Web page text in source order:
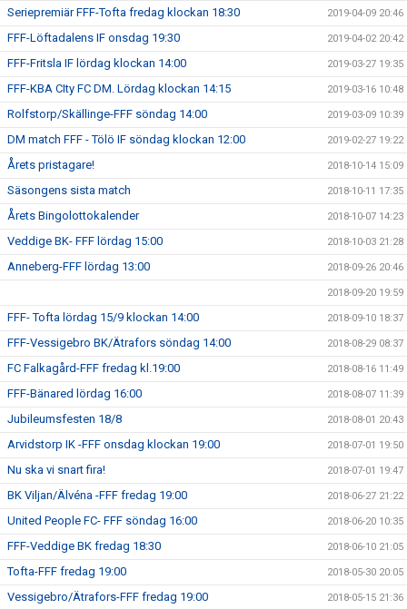
Seriepremiär FFF-Tofta fredag klockan 18:30 2019-04-09 20:46
FFF-Löftadalens IF onsdag 19:30 2019-04-02 20:42
FFF-Fritsla IF lördag klockan 14:00 2019-03-27 19:35
FFF-KBA CIty FC DM. Lördag klockan 14:15 2019-03-16 10:48
Rolfstorp/Skällinge-FFF söndag 14:00 2019-03-09 10:39
DM match FFF - Tölö IF söndag klockan 12:00 2019-02-27 19:22
Årets pristagare! 2018-10-14 15:09
Säsongens sista match 2018-10-11 17:35
Årets Bingolottokalender 2018-10-07 14:23
Veddige BK- FFF lördag 15:00 2018-10-03 21:28
Anneberg-FFF lördag 13:00 2018-09-26 20:46
2018-09-20 19:59
FFF- Tofta lördag 15/9 klockan 14:00 2018-09-10 18:37
FFF-Vessigebro BK/Ätrafors söndag 14:00 2018-08-29 08:37
FC Falkagård-FFF fredag kl.19:00 2018-08-16 11:49
FFF-Bänared lördag 16:00 2018-08-07 11:39
Jubileumsfesten 18/8 2018-08-01 20:43
Arvidstorp IK -FFF onsdag klockan 19:00 2018-07-01 19:50
Nu ska vi snart fira! 2018-07-01 19:47
BK Viljan/Älvéna -FFF fredag 19:00 2018-06-27 21:22
United People FC- FFF söndag 16:00 2018-06-20 10:35
FFF-Veddige BK fredag 18:30 2018-06-10 21:05
Tofta-FFF fredag 19:00 2018-05-30 20:05
Vessigebro/Ätrafors-FFF fredag 19:00 2018-05-15 21:36